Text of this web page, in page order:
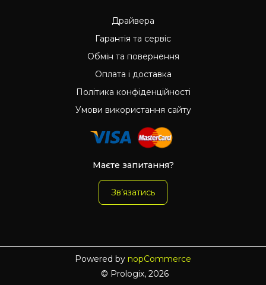
Драйвера
Гарантія та сервіс
Обмін та повернення
Оплата і доставка
Політика конфіденційності
Умови використання сайту
Маєте запитання?
Зв’язатись
Powered by nopCommerce
© Prologix, 2026